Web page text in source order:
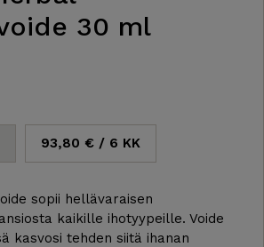
30 ml
93,80 € / 6 KK
sopii hellävaraisen
kaikille ihotyypeille. Voide
kasvosi tehden siitä ihanan